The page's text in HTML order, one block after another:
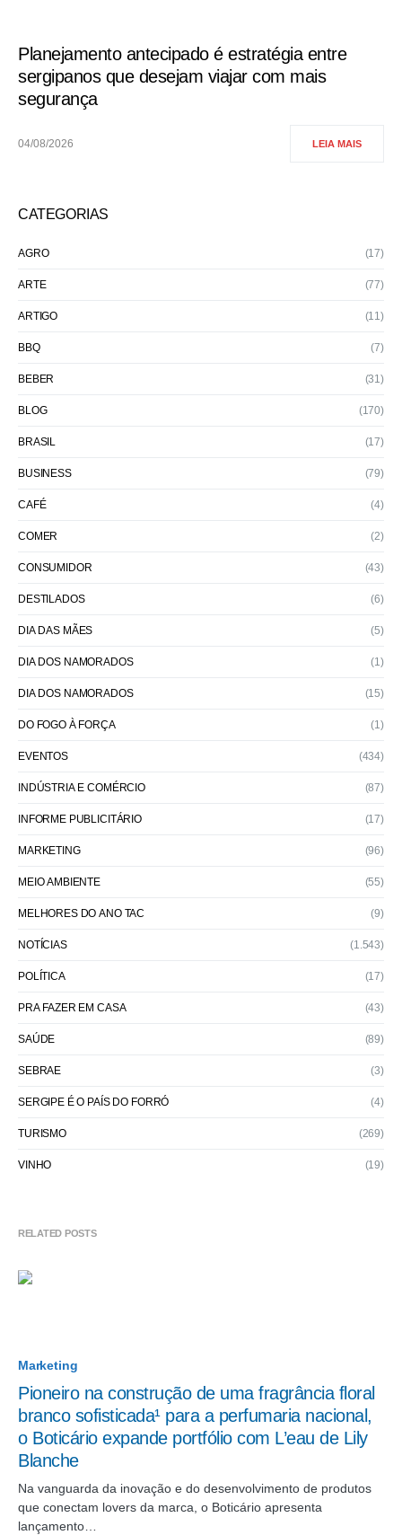
Planejamento antecipado é estratégia entre
sergipanos que desejam viajar com mais
segurança
04/08/2026 LEIA MAIS
CATEGORIAS
AGRO (17)
ARTE (77)
ARTIGO (11)
BBQ (7)
BEBER (31)
BLOG (170)
BRASIL (17)
BUSINESS (79)
CAFÉ (4)
COMER (2)
CONSUMIDOR (43)
DESTILADOS (6)
DIA DAS MÃES (5)
DIA DOS NAMORADOS (1)
DIA DOS NAMORADOS (15)
DO FOGO À FORÇA (1)
EVENTOS (434)
INDÚSTRIA E COMÉRCIO (87)
INFORME PUBLICITÁRIO (17)
MARKETING (96)
MEIO AMBIENTE (55)
MELHORES DO ANO TAC (9)
NOTÍCIAS (1.543)
POLÍTICA (17)
PRA FAZER EM CASA (43)
SAÚDE (89)
SEBRAE (3)
SERGIPE É O PAÍS DO FORRÓ (4)
TURISMO (269)
VINHO (19)
RELATED POSTS
Marketing
Pioneiro na construção de uma fragrância floral
branco sofisticada¹ para a perfumaria nacional,
o Boticário expande portfólio com L’eau de Lily
Blanche
Na vanguarda da inovação e do desenvolvimento de produtos
que conectam lovers da marca, o Boticário apresenta
lançamento…